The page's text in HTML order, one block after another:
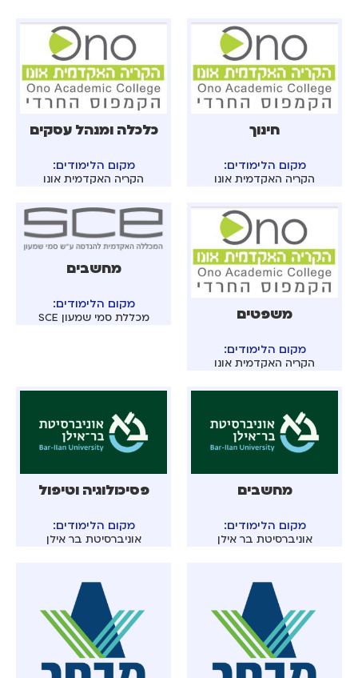
חינוך
מקום הלימודים:
הקריה האקדמית אונו
כלכלה ומנהל עסקים
מקום הלימודים:
הקריה האקדמית אונו
משפטים
מקום הלימודים:
הקריה האקדמית אונו
מחשבים
מקום הלימודים:
מכללת סמי שמעון SCE
מחשבים
מקום הלימודים:
אוניברסיטת בר אילן
פסיכולוגיה וטיפול
מקום הלימודים:
אוניברסיטת בר אילן